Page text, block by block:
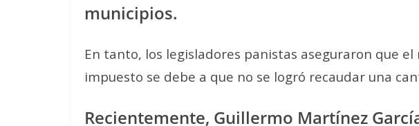
municipios.
En tanto, los legisladores panistas aseguraron que
impuesto se debe a que no se logró recaudar una
Recientemente, Guillermo Martínez